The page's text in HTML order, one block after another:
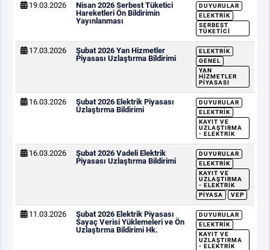
19.03.2026
Nisan 2026 Serbest Tüketici
Hareketleri Ön Bildirimin
Yayınlanması
DUYURULAR
ELEKTRIK
SERBEST
TÜKETICI
17.03.2026
Şubat 2026 Yan Hizmetler
Piyasası Uzlaştırma Bildirimi
ELEKTRIK
GENEL
YAN
HIZMETLER
PIYASASI
16.03.2026
Şubat 2026 Elektrik Piyasası
Uzlaştırma Bildirimi
DUYURULAR
ELEKTRIK
KAYIT VE
UZLAŞTIRMA
- ELEKTRIK
16.03.2026
Şubat 2026 Vadeli Elektrik
Piyasası Uzlaştırma Bildirimi
DUYURULAR
ELEKTRIK
KAYIT VE
UZLAŞTIRMA
- ELEKTRIK
PIYASA
VEP
11.03.2026
Şubat 2026 Elektrik Piyasası
Sayaç Verisi Yüklemeleri ve Ön
Uzlaştırma Bildirimi Hk.
DUYURULAR
ELEKTRIK
KAYIT VE
UZLAŞTIRMA
- ELEKTRIK